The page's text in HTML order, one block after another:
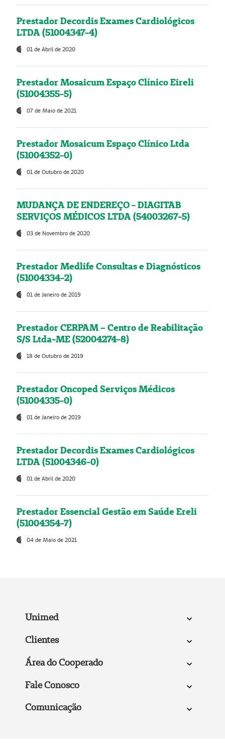
Prestador Decordis Exames Cardiológicos
LTDA (51004347-4)
01 de Abril de 2020
Prestador Mosaicum Espaço Clínico Eireli
(51004355-5)
07 de Maio de 2021
Prestador Mosaicum Espaço Clínico Ltda
(51004352-0)
01 de Outubro de 2020
MUDANÇA DE ENDEREÇO - DIAGITAB
SERVIÇOS MÉDICOS LTDA (54003267-5)
03 de Novembro de 2020
Prestador Medlife Consultas e Diagnósticos
(51004334-2)
01 de Janeiro de 2019
Prestador CERPAM – Centro de Reabilitação
S/S Ltda-ME (52004274-8)
18 de Outubro de 2019
Prestador Oncoped Serviços Médicos
(51004335-0)
01 de Janeiro de 2019
Prestador Decordis Exames Cardiológicos
LTDA (51004346-0)
01 de Abril de 2020
Prestador Essencial Gestão em Saúde Ereli
(51004354-7)
04 de Maio de 2021
Unimed
Clientes
Área do Cooperado
Fale Conosco
Comunicação